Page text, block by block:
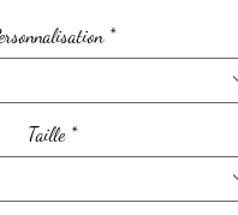
*
Taille *